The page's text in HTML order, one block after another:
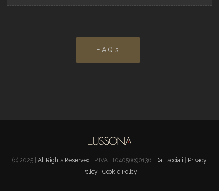
F.A.Q.’s
(c) 2025 | All Rights Reserved | P.IVA: IT04056690136 | Dati sociali
Privacy
Policy
Cookie Policy